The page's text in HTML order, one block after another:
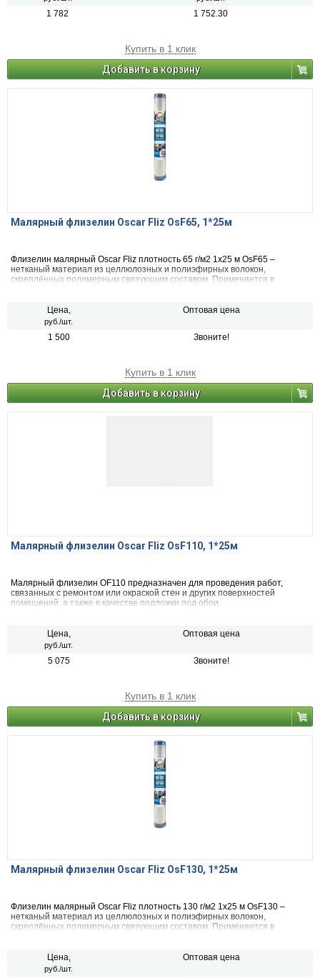
1 782 1 752.30
Купить в 1 клик
Добавить в корзину
Малярный флизелин Oscar Fliz OsF65, 1*25м
Флизелин малярный Oscar Fliz плотность 65 г/м2 1х25 м OsF65 –
нетканый материал из целлюлозных и полиэфирных волокон,
скреплённых полимерным связующим составом. Применяется в
Цена,
руб./шт.
Оптовая цена
1 500 Звоните!
Купить в 1 клик
Добавить в корзину
Малярный флизелин Oscar Fliz OsF110, 1*25м
Малярный флизелин OF110 предназначен для проведения работ,
связанных с ремонтом или окраской стен и других поверхностей
помещений, а также в качестве подложки под обои.
Цена,
руб./шт.
Оптовая цена
5 075 Звоните!
Купить в 1 клик
Добавить в корзину
Малярный флизелин Oscar Fliz OsF130, 1*25м
Флизелин малярный Oscar Fliz плотность 130 г/м2 1х25 м OsF130 –
нетканый материал из целлюлозных и полиэфирных волокон,
скреплённых полимерным связующим составом. Применяется в
Цена,
руб./шт.
Оптовая цена